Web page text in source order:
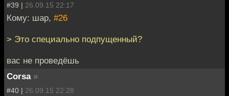
#39 | 26.09.15 22:17
Кому: шар, #26
> Это специально подпущенный?
вас не проведёшь
Corsa »
#40 | 26.09.15 22:28